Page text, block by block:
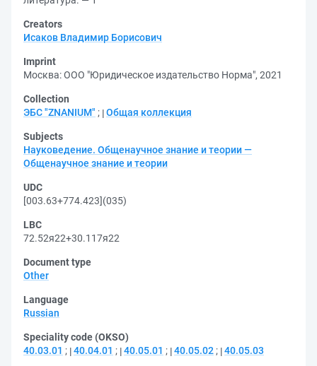
Creators
Исаков Владимир Борисович
Imprint
Москва: ООО "Юридическое издательство Норма", 2021
Collection
ЭБС "ZNANIUM" ; Общая коллекция
Subjects
Науковедение. Общенаучное знание и теории —
Общенаучное знание и теории
UDC
[003.63+774.423](035)
LBC
72.52я22+30.117я22
Document type
Other
Language
Russian
Speciality code (OKSO)
40.03.01 ; 40.04.01 ; 40.05.01 ; 40.05.02 ; 40.05.03